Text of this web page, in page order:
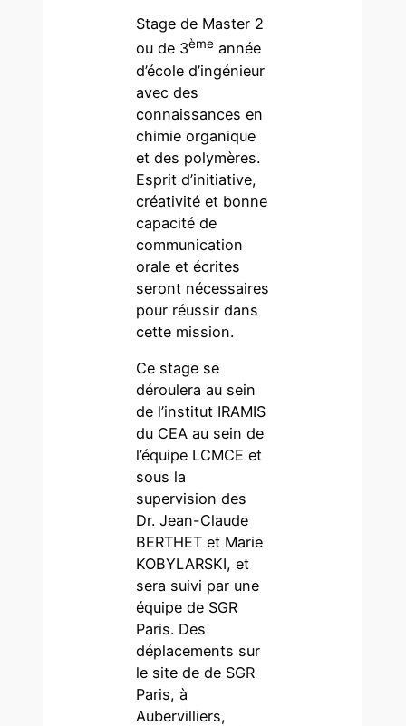
Stage de Master 2
ou de 3ème année
d’école d’ingénieur
avec des
connaissances en
chimie organique
et des polymères.
Esprit d’initiative,
créativité et bonne
capacité de
communication
orale et écrites
seront nécessaires
pour réussir dans
cette mission.
Ce stage se
déroulera au sein
de l’institut IRAMIS
du CEA au sein de
l’équipe LCMCE et
sous la
supervision des
Dr. Jean-Claude
BERTHET et Marie
KOBYLARSKI, et
sera suivi par une
équipe de SGR
Paris. Des
déplacements sur
le site de de SGR
Paris, à
Aubervilliers,